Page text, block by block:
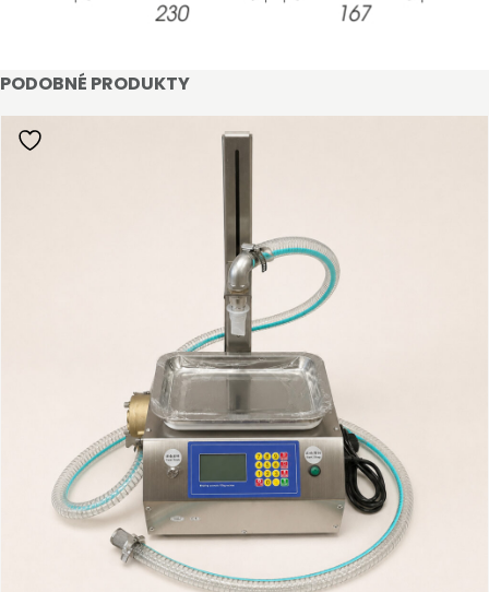
PODOBNÉ PRODUKTY
STAŇTE SE KLIENTEM
Stát se klientem velkoobchodu Bohéme Collection
je jednoduché, stačí podnikat a mít platné IČO.
Kromě snadnějšího procesu objednávek můžete
získat slevy až do výše 25 % v závislosti na velikosti